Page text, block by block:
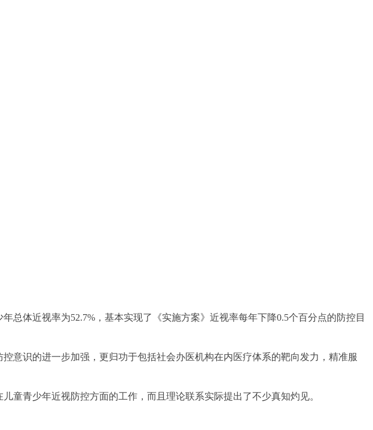
总体近视率为52.7%，基本实现了《实施方案》近视率每年下降0.5个百分点的防控目
意识的进一步加强，更归功于包括社会办医机构在内医疗体系的靶向发力，精准服
童青少年近视防控方面的工作，而且理论联系实际提出了不少真知灼见。